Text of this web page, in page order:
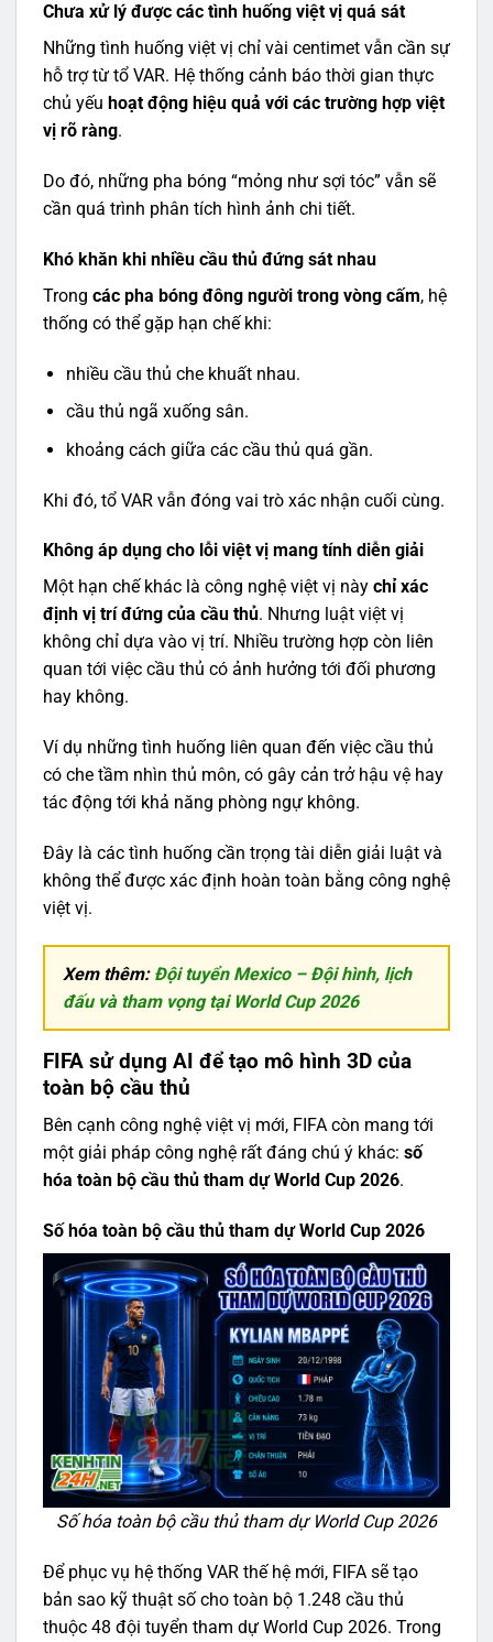
Chưa xử lý được các tình huống việt vị quá sát
Những tình huống việt vị chỉ vài centimet vẫn cần sự
hỗ trợ từ tổ VAR. Hệ thống cảnh báo thời gian thực
chủ yếu hoạt động hiệu quả với các trường hợp việt
vị rõ ràng.
Do đó, những pha bóng “mỏng như sợi tóc” vẫn sẽ
cần quá trình phân tích hình ảnh chi tiết.
Khó khăn khi nhiều cầu thủ đứng sát nhau
Trong các pha bóng đông người trong vòng cấm, hệ
thống có thể gặp hạn chế khi:
nhiều cầu thủ che khuất nhau.
cầu thủ ngã xuống sân.
khoảng cách giữa các cầu thủ quá gần.
Khi đó, tổ VAR vẫn đóng vai trò xác nhận cuối cùng.
Không áp dụng cho lỗi việt vị mang tính diễn giải
Một hạn chế khác là công nghệ việt vị này chỉ xác
định vị trí đứng của cầu thủ. Nhưng luật việt vị
không chỉ dựa vào vị trí. Nhiều trường hợp còn liên
quan tới việc cầu thủ có ảnh hưởng tới đối phương
hay không.
Ví dụ những tình huống liên quan đến việc cầu thủ
có che tầm nhìn thủ môn, có gây cản trở hậu vệ hay
tác động tới khả năng phòng ngự không.
Đây là các tình huống cần trọng tài diễn giải luật và
không thể được xác định hoàn toàn bằng công nghệ
việt vị.
Xem thêm: Đội tuyển Mexico – Đội hình, lịch
đấu và tham vọng tại World Cup 2026
FIFA sử dụng AI để tạo mô hình 3D của
toàn bộ cầu thủ
Bên cạnh công nghệ việt vị mới, FIFA còn mang tới
một giải pháp công nghệ rất đáng chú ý khác: số
hóa toàn bộ cầu thủ tham dự World Cup 2026.
Số hóa toàn bộ cầu thủ tham dự World Cup 2026
Số hóa toàn bộ cầu thủ tham dự World Cup 2026
Để phục vụ hệ thống VAR thế hệ mới, FIFA sẽ tạo
bản sao kỹ thuật số cho toàn bộ 1.248 cầu thủ
thuộc 48 đội tuyển tham dự World Cup 2026. Trong